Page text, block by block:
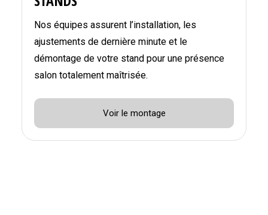
Nos équipes assurent l’installation, les
ajustements de dernière minute et le
démontage de votre stand pour une présence
salon totalement maîtrisée.
Voir le montage